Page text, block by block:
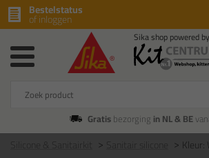
Bestelstatus
of inloggen
Gratisbezorging in NL & BE
Kleur: